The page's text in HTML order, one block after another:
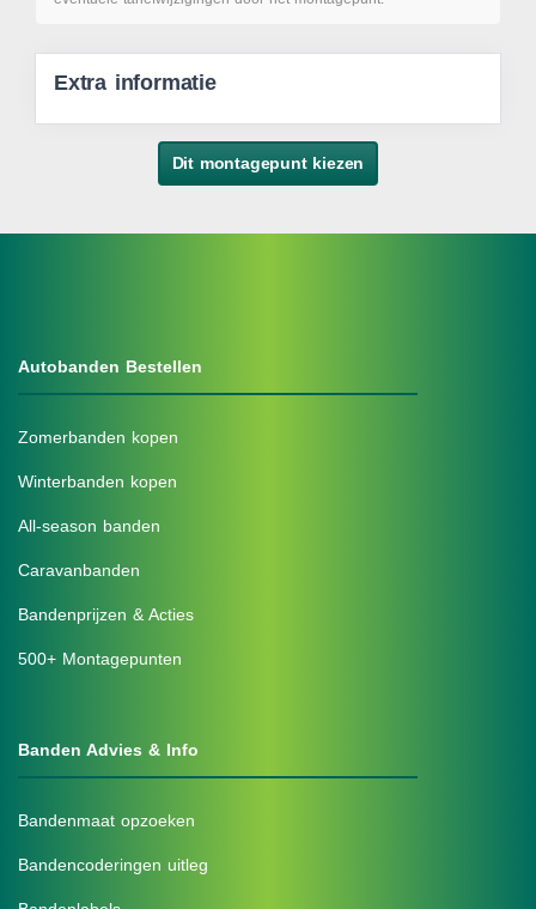
Extra informatie
Dit montagepunt kiezen
Autobanden Bestellen
Zomerbanden kopen
Winterbanden kopen
All-season banden
Caravanbanden
Bandenprijzen & Acties
500+ Montagepunten
Banden Advies & Info
Bandenmaat opzoeken
Bandencoderingen uitleg